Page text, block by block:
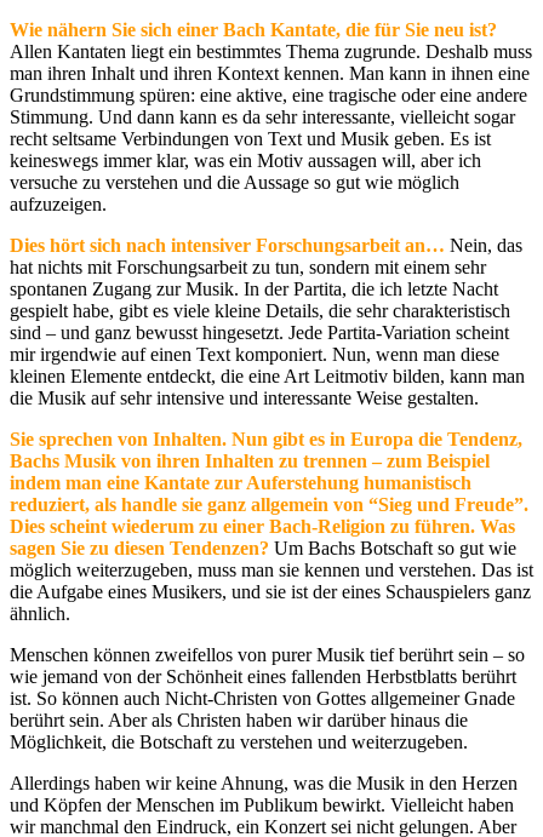
Wie nähern Sie sich einer Bach Kantate, die für Sie neu ist?
Allen Kantaten liegt ein bestimmtes Thema zugrunde. Deshalb muss
man ihren Inhalt und ihren Kontext kennen. Man kann in ihnen eine
Grundstimmung spüren: eine aktive, eine tragische oder eine andere
Stimmung. Und dann kann es da sehr interessante, vielleicht sogar
recht seltsame Verbindungen von Text und Musik geben. Es ist
keineswegs immer klar, was ein Motiv aussagen will, aber ich
versuche zu verstehen und die Aussage so gut wie möglich
aufzuzeigen.
Dies hört sich nach intensiver Forschungsarbeit an… Nein, das
hat nichts mit Forschungsarbeit zu tun, sondern mit einem sehr
spontanen Zugang zur Musik. In der Partita, die ich letzte Nacht
gespielt habe, gibt es viele kleine Details, die sehr charakteristisch
sind – und ganz bewusst hingesetzt. Jede Partita-Variation scheint
mir irgendwie auf einen Text komponiert. Nun, wenn man diese
kleinen Elemente entdeckt, die eine Art Leitmotiv bilden, kann man
die Musik auf sehr intensive und interessante Weise gestalten.
Sie sprechen von Inhalten. Nun gibt es in Europa die Tendenz,
Bachs Musik von ihren Inhalten zu trennen – zum Beispiel
indem man eine Kantate zur Auferstehung humanistisch
reduziert, als handle sie ganz allgemein von “Sieg und Freude”.
Dies scheint wiederum zu einer Bach-Religion zu führen. Was
sagen Sie zu diesen Tendenzen? Um Bachs Botschaft so gut wie
möglich weiterzugeben, muss man sie kennen und verstehen. Das ist
die Aufgabe eines Musikers, und sie ist der eines Schauspielers ganz
ähnlich.
Menschen können zweifellos von purer Musik tief berührt sein – so
wie jemand von der Schönheit eines fallenden Herbstblatts berührt
ist. So können auch Nicht-Christen von Gottes allgemeiner Gnade
berührt sein. Aber als Christen haben wir darüber hinaus die
Möglichkeit, die Botschaft zu verstehen und weiterzugeben.
Allerdings haben wir keine Ahnung, was die Musik in den Herzen
und Köpfen der Menschen im Publikum bewirkt. Vielleicht haben
wir manchmal den Eindruck, ein Konzert sei nicht gelungen. Aber